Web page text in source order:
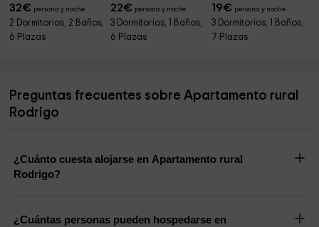
32€ persona y noche
2 Dormitorios, 2 Baños,
6 Plazas
22€ persona y noche
3 Dormitorios, 1 Baños,
6 Plazas
19€ persona y noche
3 Dormitorios, 1 Baños,
7 Plazas
Preguntas frecuentes sobre Apartamento rural
Rodrigo
¿Cuánto cuesta alojarse en Apartamento rural
Rodrigo?
¿Cuántas personas pueden hospedarse en